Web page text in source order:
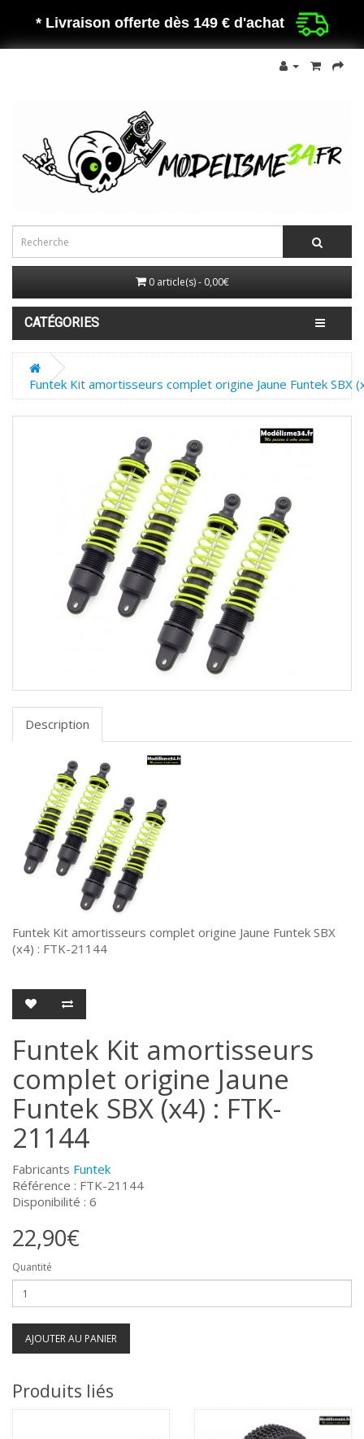
* Livraison offerte dès 149 € d'achat
0 article(s) - 0,00€
CATÉGORIES
Funtek Kit amortisseurs complet origine Jaune Funtek SBX
Description
Funtek Kit amortisseurs complet origine Jaune Funtek SBX
(x4) : FTK-21144
Funtek Kit amortisseurs
complet origine Jaune
Funtek SBX (x4) : FTK-
21144
Fabricants Funtek
Référence : FTK-21144
Disponibilité : 6
22,90€
Quantité
AJOUTER AU PANIER
Produits liés